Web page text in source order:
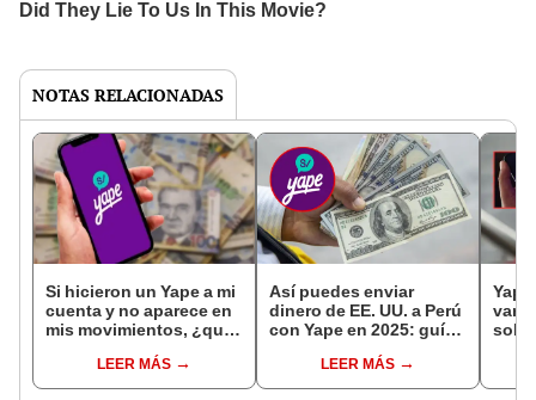
NOTAS RELACIONADAS
Si hicieron un Yape a mi
cuenta y no aparece en
mis movimientos, ¿qué
las posibles causas y
cómo solucionarlo
LEER MÁS
Así puedes enviar
dinero de EE. UU. a Perú
con Yape en 2025: guía
por remesas desde el
extranjero
LEER MÁS
sola